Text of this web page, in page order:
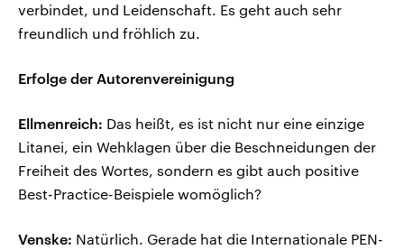
verbindet, und Leidenschaft. Es geht auch sehr
freundlich und fröhlich zu.
Erfolge der Autorenvereinigung
Ellmenreich: Das heißt, es ist nicht nur eine einzige
Litanei, ein Wehklagen über die Beschneidungen der
Freiheit des Wortes, sondern es gibt auch positive
Best-Practice-Beispiele womöglich?
Venske: Natürlich. Gerade hat die Internationale PEN-